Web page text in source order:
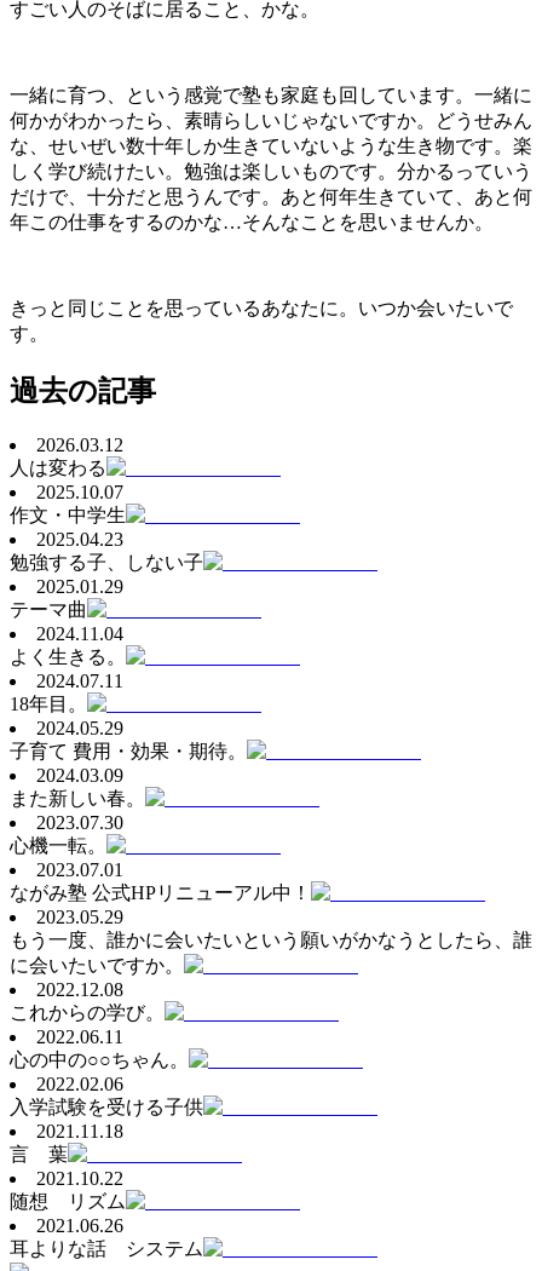
すごい人のそばに居ること、かな。
一緒に育つ、という感覚で塾も家庭も回しています。一緒に
何かがわかったら、素晴らしいじゃないですか。どうせみん
な、せいぜい数十年しか生きていないような生き物です。楽
しく学び続けたい。勉強は楽しいものです。分かるっていう
だけで、十分だと思うんです。あと何年生きていて、あと何
年この仕事をするのかな…そんなことを思いませんか。
きっと同じことを思っているあなたに。いつか会いたいで
す。
過去の記事
2026.03.12
人は変わる
2025.10.07
作文・中学生
2025.04.23
勉強する子、しない子
2025.01.29
テーマ曲
2024.11.04
よく生きる。
2024.07.11
18年目。
2024.05.29
子育て 費用・効果・期待。
2024.03.09
また新しい春。
2023.07.30
心機一転。
2023.07.01
ながみ塾 公式HPリニューアル中！
2023.05.29
もう一度、誰かに会いたいという願いがかなうとしたら、誰
に会いたいですか。
2022.12.08
これからの学び。
2022.06.11
心の中の○○ちゃん。
2022.02.06
入学試験を受ける子供
2021.11.18
言 葉
2021.10.22
随想 リズム
2021.06.26
耳よりな話 システム